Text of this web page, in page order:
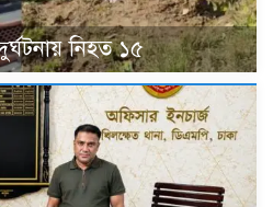
নিহত ১৫